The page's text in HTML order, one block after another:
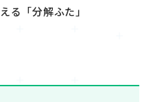
る「分解ふた」